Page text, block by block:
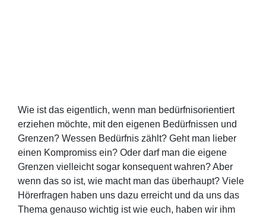
Wie ist das eigentlich, wenn man bedürfnisorientiert
erziehen möchte, mit den eigenen Bedürfnissen und
Grenzen? Wessen Bedürfnis zählt? Geht man lieber
einen Kompromiss ein? Oder darf man die eigene
Grenzen vielleicht sogar konsequent wahren? Aber
wenn das so ist, wie macht man das überhaupt? Viele
Hörerfragen haben uns dazu erreicht und da uns das
Thema genauso wichtig ist wie euch, haben wir ihm